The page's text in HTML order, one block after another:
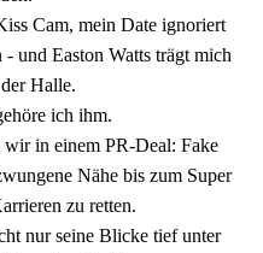
Cam, mein Date ignoriert
und Easton Watts trägt mich
Halle.
ich ihm.
wir in einem PR-Deal: Fake
Nähe bis zum Super
zu retten.
nur seine Blicke tief unter